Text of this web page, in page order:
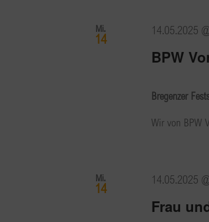
Mi.
14
BPW
14.05.2025
Bregenzer
Wir von BPW
Mi.
14
Frau
14.05.2025